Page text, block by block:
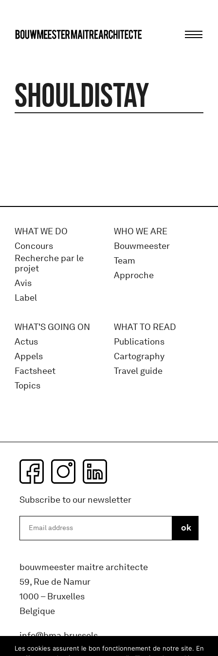
ShouldIStay
WHAT WE DO
Concours
Recherche par le
projet
Avis
Label
WHO WE ARE
Bouwmeester
Team
Approche
WHAT'S GOING ON
Actus
Appels
Factsheet
Topics
WHAT TO READ
Publications
Cartography
Travel guide
Subscribe to our newsletter
bouwmeester maitre architecte
59, Rue de Namur
1000 – Bruxelles
Belgique
info@bma.brussels
Les cookies assurent le bon fonctionnement de notre site. En